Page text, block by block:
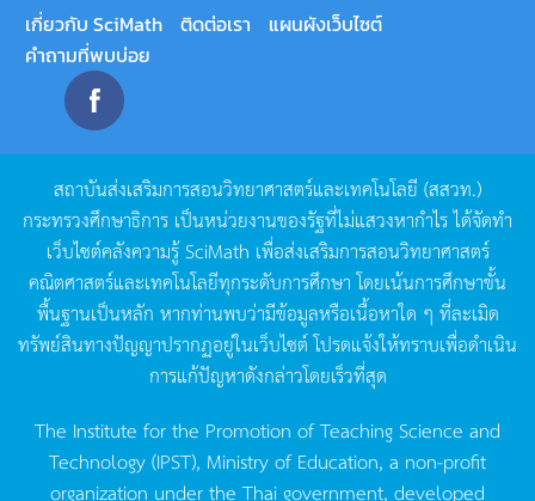
เกี่ยวกับ SciMath ติดต่อเรา
แผนผังเว็บไซต์
คำถามที่พบบ่อย
สถาบันส่งเสริมการสอนวิทยาศาสตร์และเทคโนโลยี (สสวท.)
กระทรวงศึกษาธิการ เป็นหน่วยงานของรัฐที่ไม่แสวงหากำไรได้จัดทำ
เว็บไซต์คลังความรู้SciMath เพื่อส่งเสริมการสอนวิทยาศาสตร์
คณิตศาสตร์และเทคโนโลยีทุกระดับการศึกษา โดยเน้นการศึกษาขั้น
พื้นฐานเป็นหลัก หากท่านพบว่ามีข้อมูลหรือเนื้อหาใด ๆ ที่ละเมิด
ทรัพย์สินทางปัญญาปรากฏอยู่ในเว็บไซต์โปรดแจ้งให้ทราบเพื่อดำเนิน
การแก้ปัญหาดังกล่าวโดยเร็วที่สุด
The Institute for the Promotion of Teaching Science and
Technology (IPST), Ministry of Education, a non-profit
organization under the Thai government, developed